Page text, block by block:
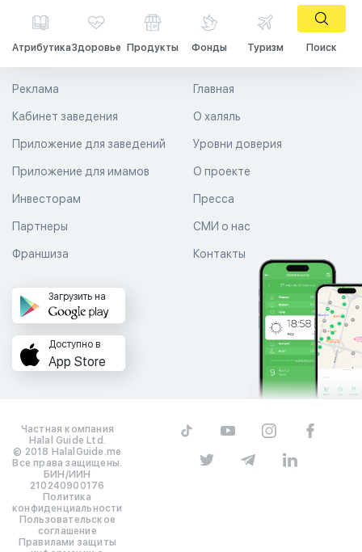
АтрибутикаЗдоровье Продукты Фонды Туризм Поиск
Главная
О халяль
Уровни доверия
Реклама
Кабинет заведения
Приложение для заведений
Приложение для имамов О проекте
Пресса
СМИ о нас
Контакты
Инвесторам
Партнеры
Франшиза
Загрузить на
Доступно в
App Store
Частная компания
Halal Guide Ltd.
© 2018 HalalGuide.me
Все права защищены.
БИН/ИИН
210240900176
Политика
конфиденциальности
Пользовательское
соглашение
Правилами защиты